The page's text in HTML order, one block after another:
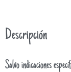
Descripción
Salvo indicaciones